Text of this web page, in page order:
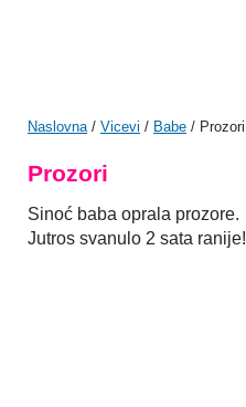
Naslovna/ Vicevi / Babe / Prozori
Prozori
Sinoć baba oprala prozore.
Jutros svanulo 2 sata ranije!